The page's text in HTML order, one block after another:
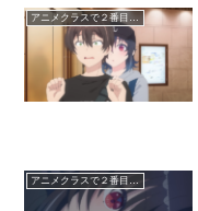
アニメクラスで２番目に可愛い女の子と友だちになった
アニメクラスで２番目に可愛い女の子と友だちになった